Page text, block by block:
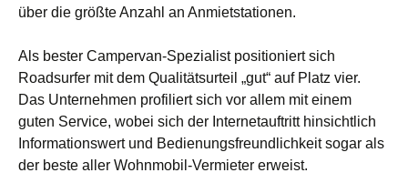
über die größte Anzahl an Anmietstationen.
Als bester Campervan-Spezialist positioniert sich
Roadsurfer mit dem Qualitätsurteil „gut“ auf Platz vier.
Das Unternehmen profiliert sich vor allem mit einem
guten Service, wobei sich der Internetauftritt hinsichtlich
Informationswert und Bedienungsfreundlichkeit sogar als
der beste aller Wohnmobil-Vermieter erweist.